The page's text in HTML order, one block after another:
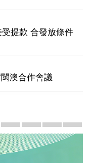
發放條件
澳合作會議
制”新篇章 — 澳門“
18日發表2026年施
行政區經濟和社會發
粵澳深度合作區專題
施政小講堂
走進澳門澳門相簿
《澳